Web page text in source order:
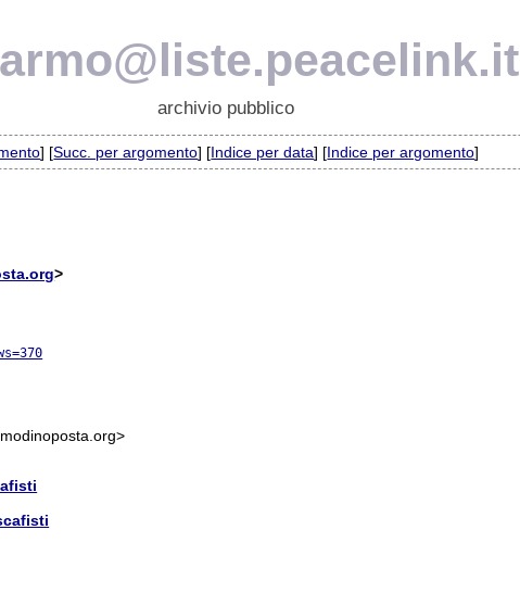
archivio pubblico
] [Succ. per argomento] [Indice per data] [Indice per argomento]
>